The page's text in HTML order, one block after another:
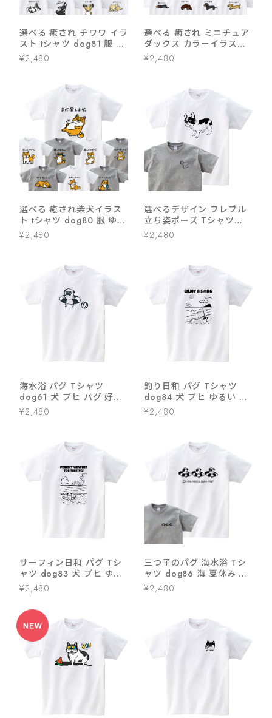
選べる 癒され チワワ イラ
スト tシャツ dog81 服 ゆ
るい かわいい イラスト
¥2,480
選べる 癒され ミニチュア
ダックス カラーイラスト t
シャツ dog82 服 ゆるい
かわいい イラスト
¥2,480
選べる 癒され柴犬イラス
ト tシャツ dog80 服 ゆる
い かわいい 癒し イラスト
¥2,480
選べるデザイン フレブル
立ち姿ポーズ Tシャツ
dog27 イラスト 犬 フレ
ンチブルドッグ パイド or
¥2,480
海水浴 パグ Tシャツ
dog61 犬 ブヒ パグ 好き
服 ゆるい イラスト
¥2,480
釣り日和 パグ Tシャツ
dog84 犬 ブヒ ゆるい 手
描きイラスト パグ 犬好き
犬服
¥2,480
サーフィン日和 パグ Tシ
ャツ dog83 犬 ブヒ ゆる
い 手描きイラスト パグ 犬
好き 犬服
¥2,480
三つ子のパグ 海水浴 Tシ
ャツ dog86 海 夏休み 犬
ブヒ ゆるい 手描きイラス
ト パグ 犬好き 犬服
¥2,480